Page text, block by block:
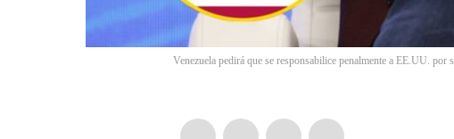
Venezuela pedirá que se responsabilice penalmente a EE.UU. por